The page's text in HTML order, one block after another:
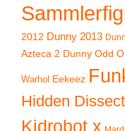
2012 Dunny 2013
Azteca 2 Dunny Odd
Warhol Eekeez
Hidden
Kidrobot x